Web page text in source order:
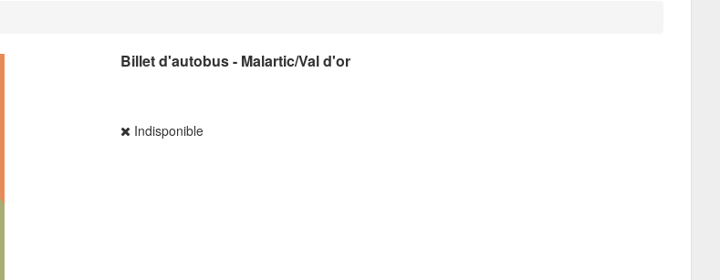
Billet d'autobus - Malartic/Val d'or
Indisponible